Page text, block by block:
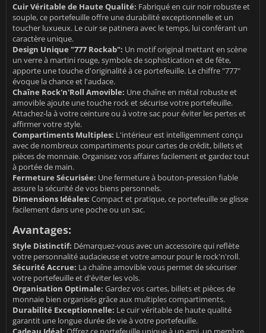
Cuir Véritable de Haute Qualité: Fabriqué en cuir noir robuste et
souple, ce portefeuille offre une durabilité exceptionnelle et un
toucher luxueux. Le cuir se patinera avec le temps, lui conférant un
caractère unique.
Design Unique "777 Rockab": Un motif original mettant en scène
un verre à martini rouge, symbole de sophistication et de fête,
apporte une touche d'originalité à ce portefeuille. Le chiffre "777"
évoque la chance et l'audace.
Chaîne Rock'n'Roll Amovible: Une chaîne en métal robuste et
amovible ajoute une touche rock et sécurise votre portefeuille.
Attachez-la à votre ceinture ou à votre sac pour éviter les pertes et
affirmer votre style.
Compartiments Multiples: L'intérieur est intelligemment conçu
avec de nombreux compartiments pour cartes de crédit, billets et
pièces de monnaie. Organisez vos affaires facilement et gardez tout
à portée de main.
Fermeture Sécurisée: Une fermeture à bouton-pression fiable
assure la sécurité de vos biens personnels.
Dimensions Idéales: Compact et pratique, ce portefeuille se glisse
facilement dans une poche ou un sac.
Avantages:
Style Distinctif: Démarquez-vous avec un accessoire qui reflète
votre personnalité audacieuse et votre amour pour le rock'n'roll.
Sécurité Accrue: La chaîne amovible vous permet de sécuriser
votre portefeuille et d'éviter les vols.
Organisation Optimale: Gardez vos cartes, billets et pièces de
monnaie bien organisés grâce aux multiples compartiments.
Durabilité Exceptionnelle: Le cuir véritable de haute qualité
garantit une longue durée de vie à votre portefeuille.